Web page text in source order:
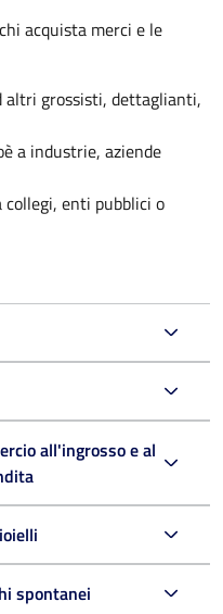
acquista merci e le
altri grossisti, dettaglianti,
a industrie, aziende
enti pubblici o
all'ingrosso e al
spontanei